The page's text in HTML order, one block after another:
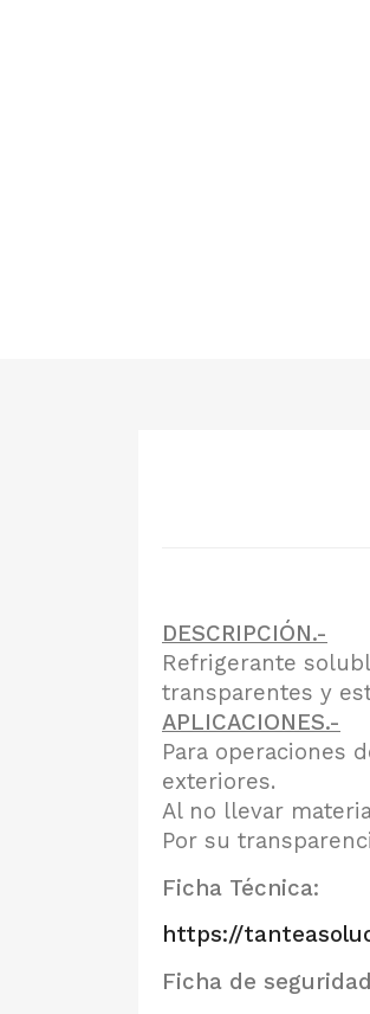
DESCRIPCIÓN.-
Refrigerante
transparentes y
APLICACIONES.-
Para operaciones
exteriores.
Al no llevar
Por su
Ficha Técnica:
https://
Ficha de